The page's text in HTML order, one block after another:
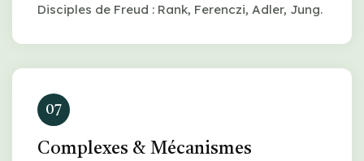
Disciples de Freud : Rank, Ferenczi, Adler, Jung.
07
Complexes & Mécanismes